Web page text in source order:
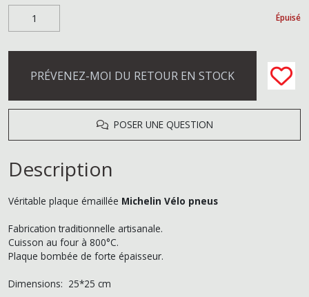
Épuisé
PRÉVENEZ-MOI DU RETOUR EN STOCK
POSER UNE QUESTION
Description
Véritable plaque émaillée Michelin Vélo pneus
Fabrication traditionnelle artisanale.
Cuisson au four à 800°C.
Plaque bombée de forte épaisseur.
Dimensions: 25*25 cm